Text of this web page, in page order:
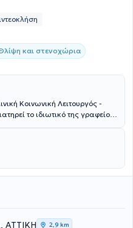
και στενοχώρια
Κοινωνική Λειτουργός -
το ιδιωτικό της γραφείο
Ιδρύματος Αθήνας.
στις Στρατηγικές Ανάπτυξης
Σχολής του Εθνικού και
Επιπλέον, διαθέτει
στο Αθηναϊκό Κέντρο
Κοινοτικό Ιατρείο του
ΑΤΤΙΚΗ 2,9 km